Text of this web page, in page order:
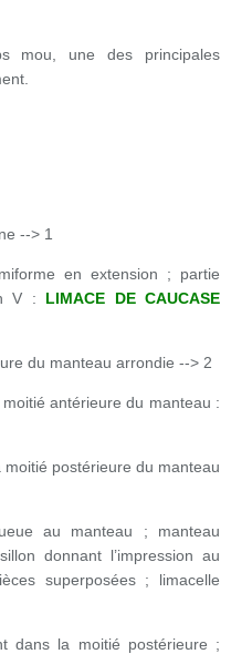
mou, une des principales
--> 1
en extension ; partie
V : LIMACE DE CAUCASE
du manteau arrondie --> 2
antérieure du manteau :
postérieure du manteau
au manteau ; manteau
donnant l’impression au
superposées ; limacelle
dans la moitié postérieure ;